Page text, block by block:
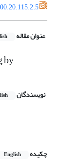
عنوان مقاله
by
نویسندگان
چکیده
English